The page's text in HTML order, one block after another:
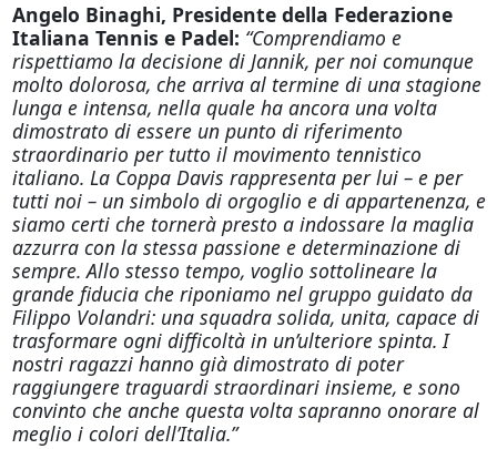
Angelo Binaghi, Presidente della Federazione
Italiana Tennis e Padel: “Comprendiamo e
rispettiamo la decisione di Jannik, per noi comunque
molto dolorosa, che arriva al termine di una stagione
lunga e intensa, nella quale ha ancora una volta
dimostrato di essere un punto di riferimento
straordinario per tutto il movimento tennistico
italiano. La Coppa Davis rappresenta per lui – e per
tutti noi – un simbolo di orgoglio e di appartenenza, e
siamo certi che tornerà presto a indossare la maglia
azzurra con la stessa passione e determinazione di
sempre. Allo stesso tempo, voglio sottolineare la
grande fiducia che riponiamo nel gruppo guidato da
Filippo Volandri: una squadra solida, unita, capace di
trasformare ogni difficoltà in un’ulteriore spinta. I
nostri ragazzi hanno già dimostrato di poter
raggiungere traguardi straordinari insieme, e sono
convinto che anche questa volta sapranno onorare al
meglio i colori dell’Italia.”